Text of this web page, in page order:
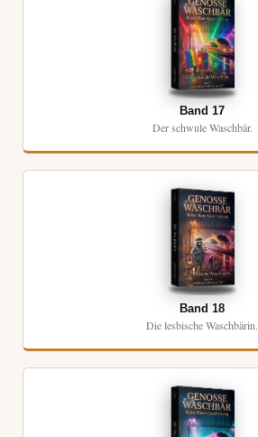
Band 17
Der schwule Waschbär.
Band 18
Die lesbische Waschbärin.